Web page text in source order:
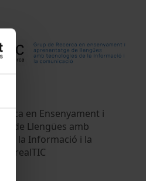
en Ensenyament i
de Llengües amb
de la Informació i la
- realTIC